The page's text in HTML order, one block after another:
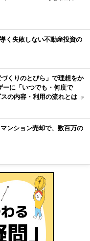
く失敗しない不動産投資の
くりのとびら」で理想をか
ーに「いつでも・何度で
の内容・利用の流れとは [P
ンション売却で、数百万の